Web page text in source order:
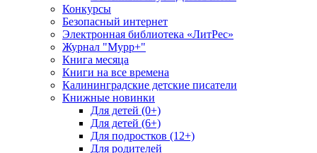
Конкурсы
Безопасный интернет
Электронная библиотека «ЛитРес»
Журнал "Мурр+"
Книга месяца
Книги на все времена
Калининградские детские писатели
Книжные новинки
Для детей (0+)
Для детей (6+)
Для подростков (12+)
Для родителей